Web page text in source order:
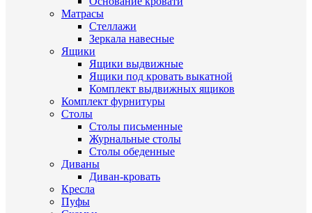
Матрасы
Стеллажи
Зеркала навесные
Ящики
Ящики выдвижные
Ящики под кровать выкатной
Комплект выдвижных ящиков
Комплект фурнитуры
Столы
Столы письменные
Журнальные cтолы
Столы обеденные
Диваны
Диван-кровать
Кресла
Пуфы